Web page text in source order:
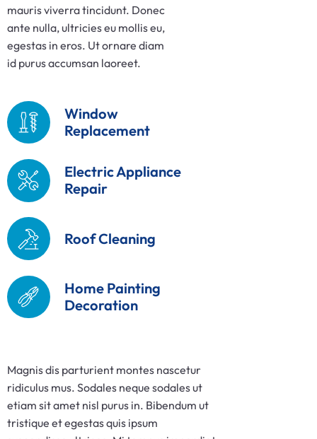
mauris viverra tincidunt. Donec
ante nulla, ultricies eu mollis eu,
egestas in eros. Ut ornare diam
id purus accumsan laoreet.
Window
Replacement
Electric Appliance
Repair
Roof Cleaning
Home Painting
Decoration
Magnis dis parturient montes nascetur
ridiculus mus. Sodales neque sodales ut
etiam sit amet nisl purus in. Bibendum ut
tristique et egestas quis ipsum